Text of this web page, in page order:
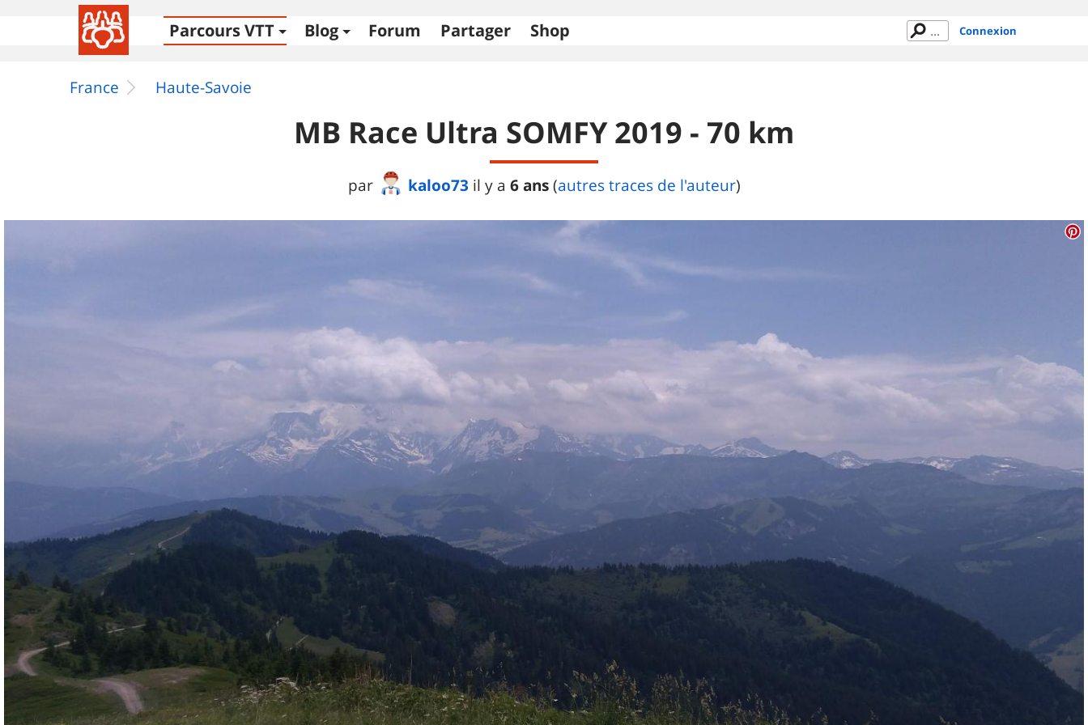
Parcours VTT Blog Forum Partager Shop Connexion
France Haute-Savoie
MB Race Ultra SOMFY 2019 - 70 km
par kaloo73 il y a 6 ans (autres traces de l'auteur)